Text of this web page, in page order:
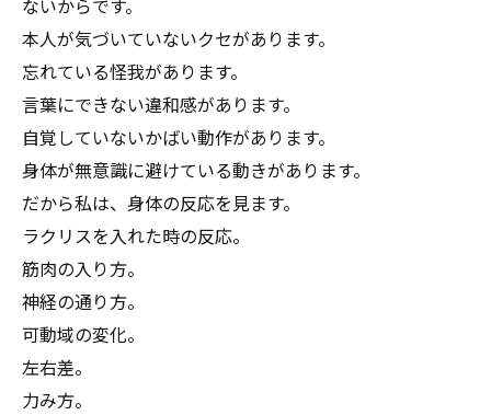
ないからです。
本人が気づいていないクセがあります。
忘れている怪我があります。
言葉にできない違和感があります。
自覚していないかばい動作があります。
身体が無意識に避けている動きがあります。
だから私は、身体の反応を見ます。
ラクリスを入れた時の反応。
筋肉の入り方。
神経の通り方。
可動域の変化。
左右差。
力み方。